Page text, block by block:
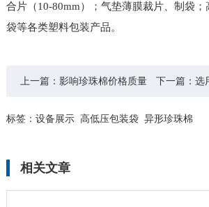
合片（10-80mm）；气垫薄膜裁片、制袋
袋等各类塑料包装产品。
上一篇： 影响珍珠棉价格质量
的几个因素
下一篇： 选
的优势在哪里
标签： 设备展示 高低压包装袋 异形珍珠棉
相关文章